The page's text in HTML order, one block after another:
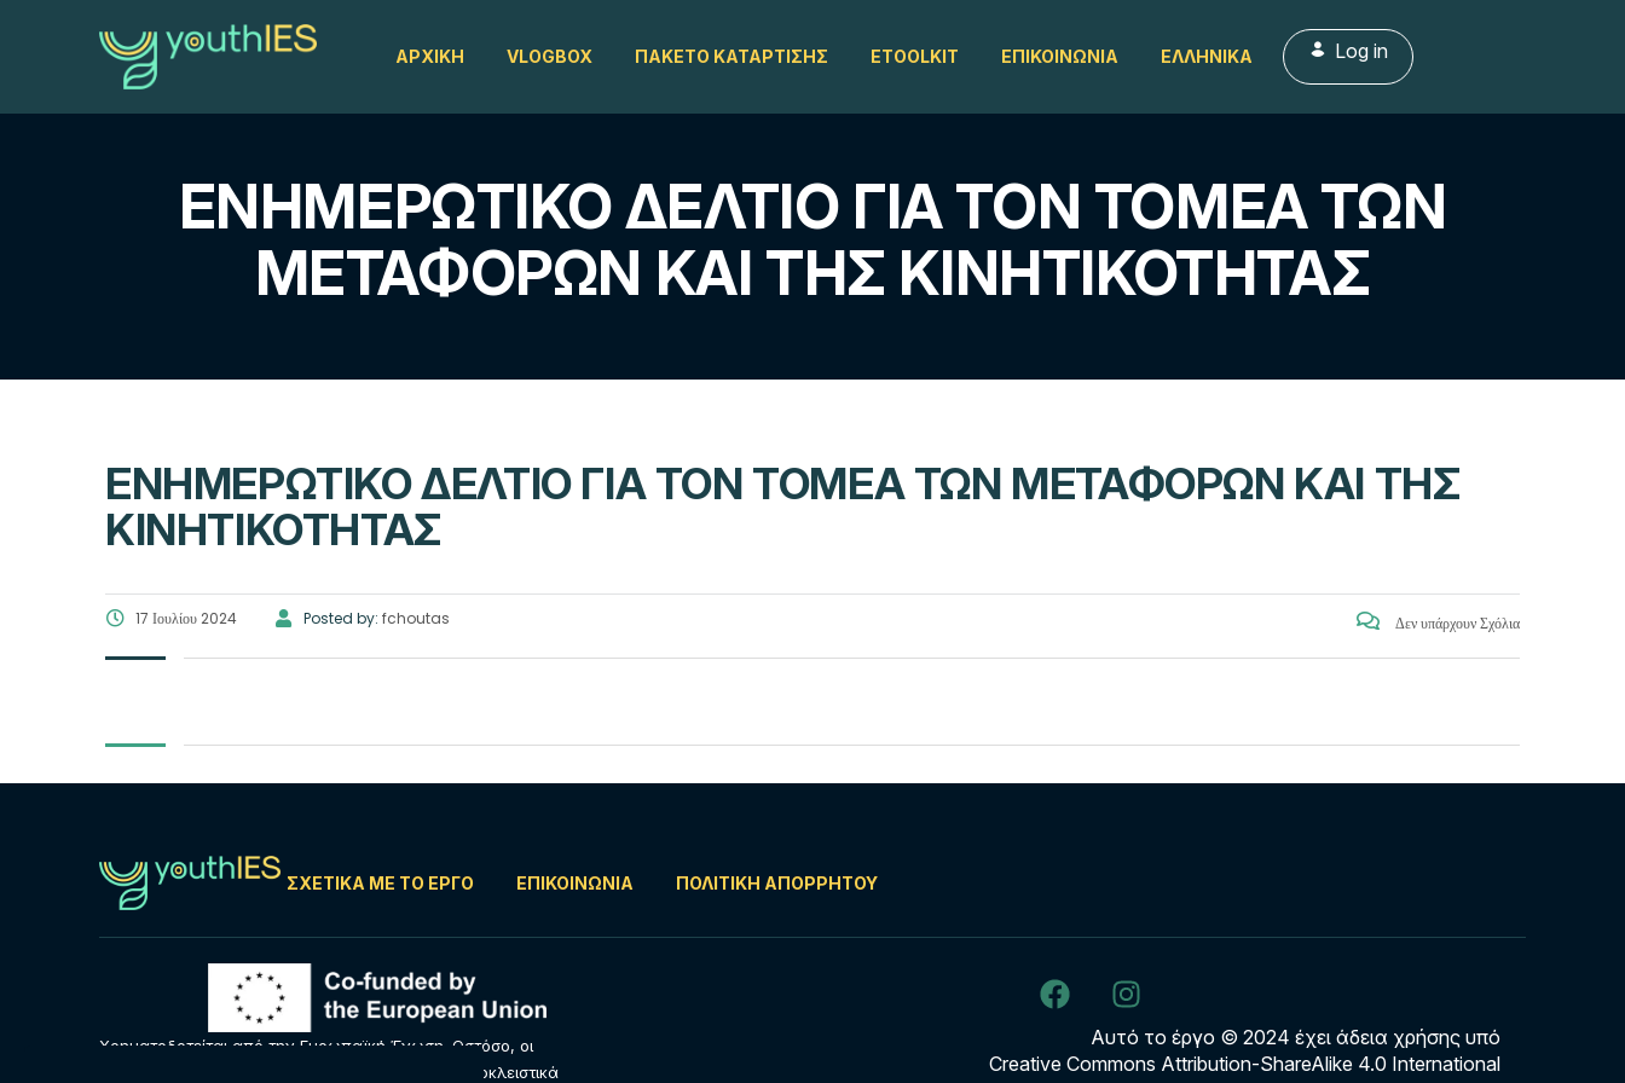
ΑΡΧΙΚΉ VLOGBOX ΠΑΚΈΤΟ ΚΑΤΆΡΤΙΣΗΣ ETOOLKIT ΕΠΙΚΟΙΝΩΝΊΑ ΕΛΛΗΝΙΚΆ Log in
ΕΝΗΜΕΡΩΤΙΚΌ ΔΕΛΤΊΟ ΓΙΑ ΤΟΝ ΤΟΜΈΑ ΤΩΝ
ΜΕΤΑΦΟΡΏΝ ΚΑΙ ΤΗΣ ΚΙΝΗΤΙΚΌΤΗΤΑΣ
ΕΝΗΜΕΡΩΤΙΚΌ ΔΕΛΤΊΟ ΓΙΑ ΤΟΝ ΤΟΜΈΑ ΤΩΝ ΜΕΤΑΦΟΡΏΝ ΚΑΙ ΤΗΣ
ΚΙΝΗΤΙΚΌΤΗΤΑΣ
17 Ιουλίου 2024 Posted by: fchoutas Δεν υπάρχουν Σχόλια
ΣΧΕΤΙΚΆ ΜΕ ΤΟ ΈΡΓΟ ΕΠΙΚΟΙΝΩΝΊΑ ΠΟΛΙΤΙΚΉ ΑΠΟΡΡΉΤΟΥ
Χρηματοδοτείται από την Ευρωπαϊκή Ένωση. Ωστόσο, οι
απόψεις και οι γνώμες που εκφράζονται είναι αποκλειστικά
Αυτό το έργο © 2024 έχει άδεια χρήσης υπό
Creative Commons Attribution-ShareAlike 4.0 International